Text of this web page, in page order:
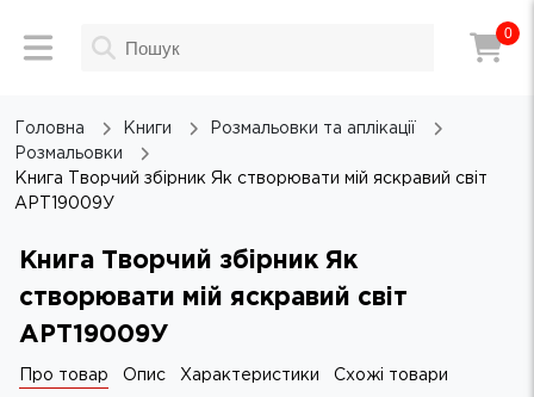
0
Головна Книги
Розмальовки та аплікації
Розмальовки
Книга Творчий збірник Як створювати мій яскравий світ
АРТ19009У
Книга Творчий збірник Як
створювати мій яскравий світ
АРТ19009У
Про товар Опис Характеристики Схожі товари